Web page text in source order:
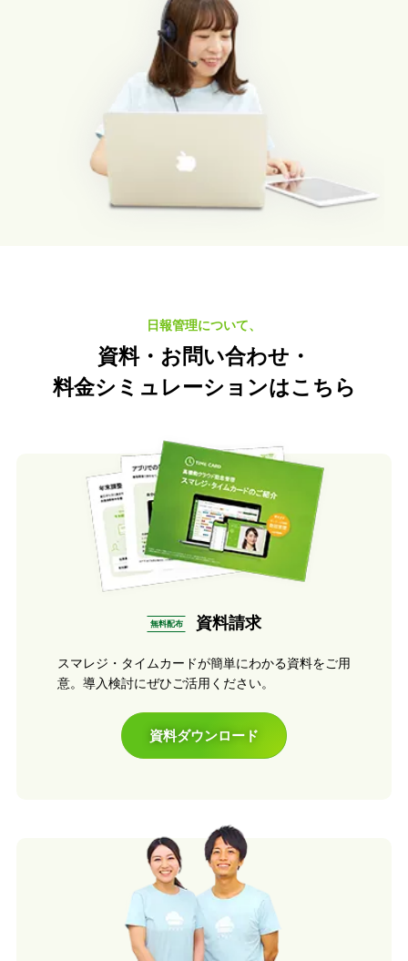
日報管理について、
資料・お問い合わせ・
料金シミュレーションはこちら
無料配布 資料請求
スマレジ・タイムカードが簡単にわかる資料をご用
意。導入検討にぜひご活用ください。
資料ダウンロード